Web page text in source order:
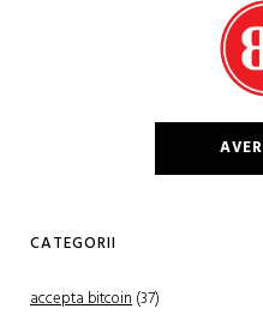
CATEGORII
accepta bitcoin(37)